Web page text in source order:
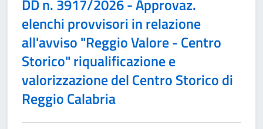
DD n. 3917/2026 - Approvaz.
elenchi provvisori in relazione
all'avviso "Reggio Valore - Centro
Storico" riqualificazione e
valorizzazione del Centro Storico di
Reggio Calabria